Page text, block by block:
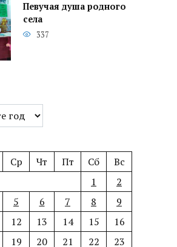
Певучая душа родного
села
337
Ср Чт Пт Сб
Вс
1
2
5 6 7 8
9
12 13 14 15
16
19 20 21 22
23